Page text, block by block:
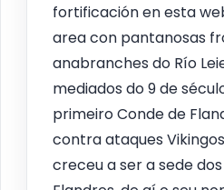
fortificación en esta
area con pantanosas
anabranches do Río
mediados do 9 de
primeiro Conde de
contra ataques
creceu a ser a sede